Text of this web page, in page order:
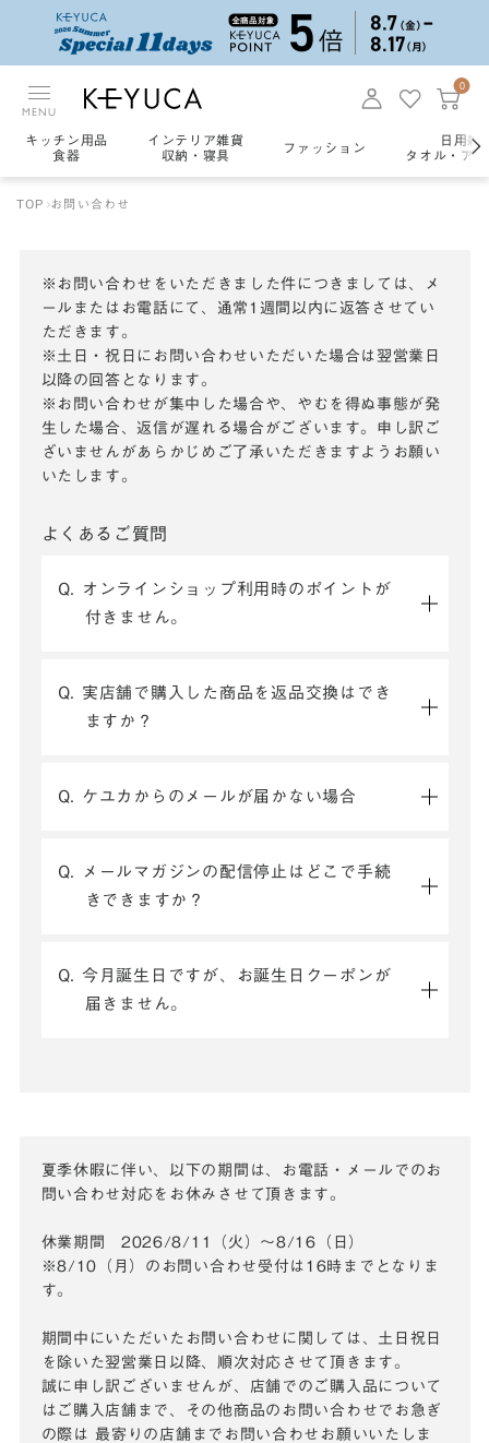
MENU
0
キッチン用品
食器
インテリア雑貨
収納・寝具
ファッション
日用雑
タオル・ア
TOP お問い合わせ
※お問い合わせをいただきました件につきましては、メ
ールまたはお電話にて、通常1週間以内に返答させてい
ただきます。
※土日・祝日にお問い合わせいただいた場合は翌営業日
以降の回答となります。
※お問い合わせが集中した場合や、やむを得ぬ事態が発
生した場合、返信が遅れる場合がございます。申し訳ご
ざいませんがあらかじめご了承いただきますようお願い
いたします。
よくあるご質問
Q. オンラインショップ利用時のポイントが
付きません。
Q. 実店舗で購入した商品を返品交換はでき
ますか？
Q. ケユカからのメールが届かない場合
Q. メールマガジンの配信停止はどこで手続
きできますか？
Q. 今月誕生日ですが、お誕生日クーポンが
届きません。
夏季休暇に伴い、以下の期間は、お電話・メールでのお
問い合わせ対応をお休みさせて頂きます。
休業期間 2026/8/11（火）～8/16（日）
※8/10（月）のお問い合わせ受付は16時までとなりま
す。
期間中にいただいたお問い合わせに関しては、土日祝日
を除いた翌営業日以降、順次対応させて頂きます。
誠に申し訳ございませんが、店舗でのご購入品について
はご購入店舗まで、その他商品のお問い合わせでお急ぎ
の際は 最寄りの店舗までお問い合わせお願いいたしま